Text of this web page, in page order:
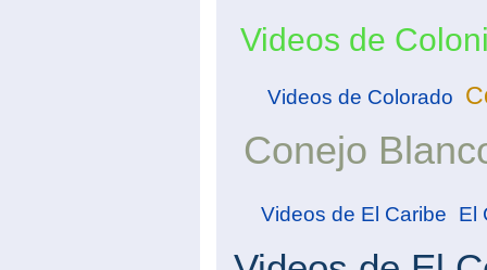
Videos de
Videos de Colorado
Conejo
Videos de El Caribe El